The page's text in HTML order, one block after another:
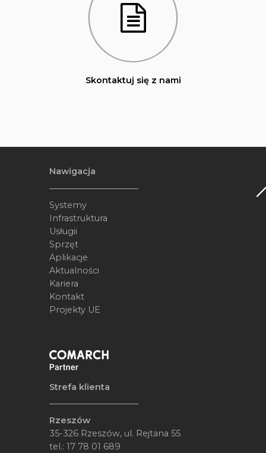
Skontaktuj się z nami
Nawigacja
Systemy
Infrastruktura
Usługii
Sprzęt
Aplikacje
Aktualności
Kariera
Kontakt
Projekty UE
Strefa klienta
Rzeszów
35-326 Rzeszów, ul. Rejtana 55
tel.: 17 78 01 689